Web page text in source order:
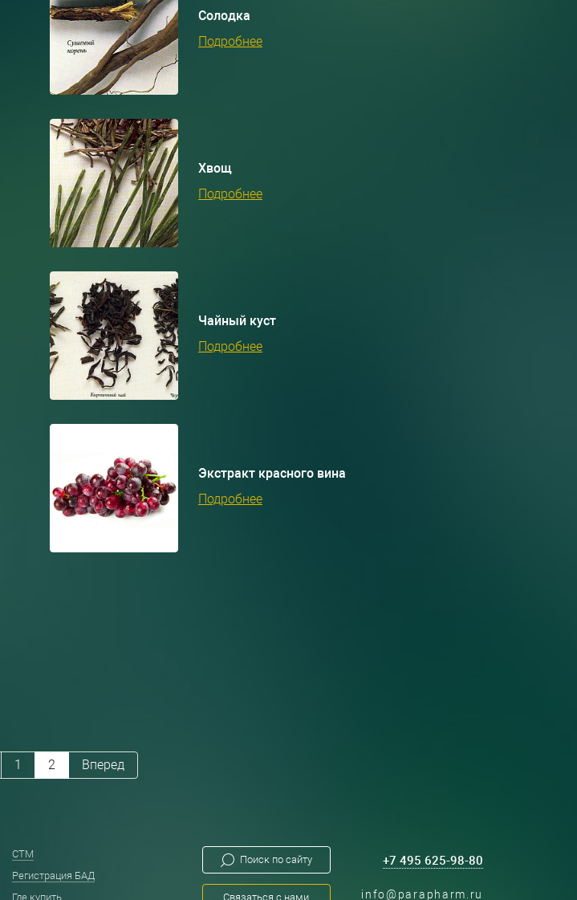
Солодка
Подробнее
Хвощ
Подробнее
Чайный куст
Подробнее
Экстракт красного вина
Подробнее
1 2 Вперед
СТМ
Регистрация БАД
Где купить
Поиск по сайту
Связаться с нами
+7 495 625-98-80
info@parapharm.ru